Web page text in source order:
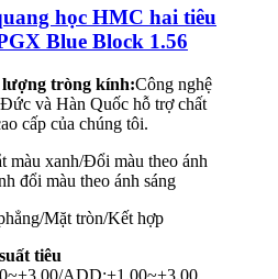
học HMC hai tiêu
Blue Block 1.56
tròng kính:Công nghệ
và Hàn Quốc hỗ trợ chất
cấp của chúng tôi.
màu xanh/Đổi màu theo ánh
đổi màu theo ánh sáng
Mặt tròn/Kết hợp
tiêu
ADD:+1.00~+3.00